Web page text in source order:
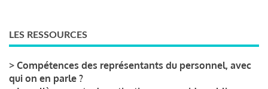
LES RESSOURCES
> Compétences des représentants du personnel, avec
qui on en parle ?